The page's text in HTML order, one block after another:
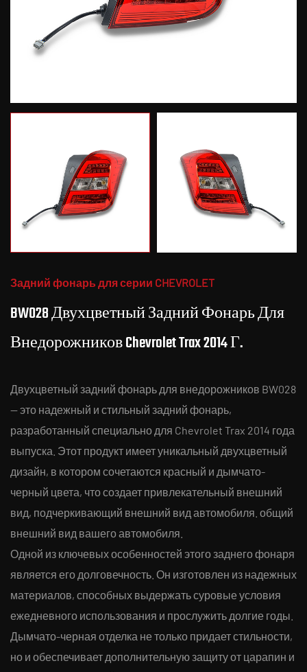
Задний фонарь для серии CHEVROLET
BW028 Двухцветный Задний Фонарь Для
Внедорожников Chevrolet Trax 2014 Г.
Двухцветный задний фонарь для внедорожников BW028
— это надежный и стильный задний фонарь,
разработанный специально для Chevrolet Trax 2014 года
выпуска. Этот продукт имеет уникальный двухцветный
дизайн, в котором сочетаются красный и дымчато-
черный цвета, что создает привлекательный внешний
вид, подчеркивающий внешний вид автомобиля. общий
внешний вид вашего автомобиля.
Одной из ключевых особенностей этого заднего фонаря
является его долговечность. Он изготовлен из надежных
материалов, способных выдержать суровые условия
ежедневного использования и прослужить долгие годы.
Дымчато-черная отделка не только придает стильности,
но и обеспечивает дополнительную защиту от царапин и